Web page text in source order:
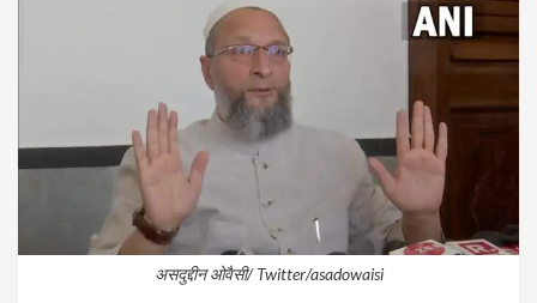
असदुद्दीन ओवैसी/ Twitter/asadowaisi